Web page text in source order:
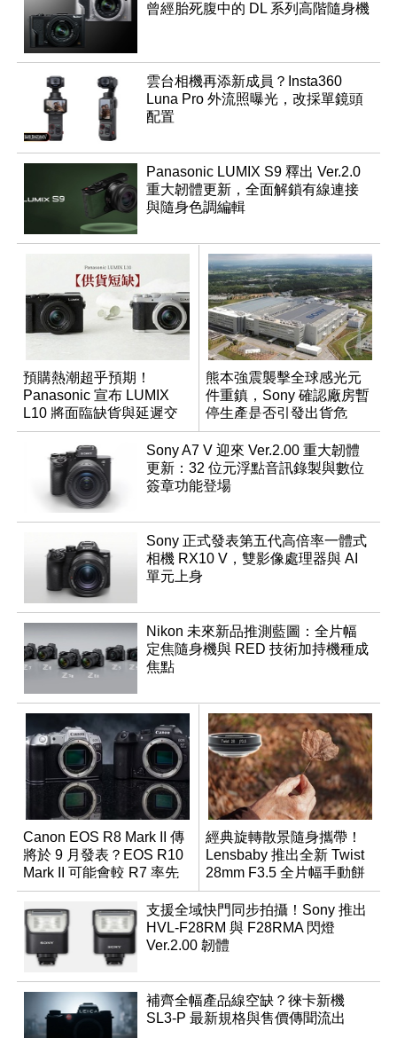
曾經胎死腹中的 DL 系列高階隨身機
雲台相機再添新成員？Insta360
Luna Pro 外流照曝光，改採單鏡頭
配置
Panasonic LUMIX S9 釋出 Ver.2.0
重大韌體更新，全面解鎖有線連接
與隨身色調編輯
預購熱潮超乎預期！
Panasonic 宣布 LUMIX
L10 將面臨缺貨與延遲交
貨時間
熊本強震襲擊全球感光元
件重鎮，Sony 確認廠房暫
停生產是否引發出貨危
機？
Sony A7 V 迎來 Ver.2.00 重大韌體
更新：32 位元浮點音訊錄製與數位
簽章功能登場
Sony 正式發表第五代高倍率一體式
相機 RX10 V，雙影像處理器與 AI
單元上身
Nikon 未來新品推測藍圖：全片幅
定焦隨身機與 RED 技術加持機種成
焦點
Canon EOS R8 Mark II 傳
將於 9 月發表？EOS R10
Mark II 可能會較 R7 率先
推出
經典旋轉散景隨身攜帶！
Lensbaby 推出全新 Twist
28mm F3.5 全片幅手動餅
乾鏡
支援全域快門同步拍攝！Sony 推出
HVL-F28RM 與 F28RMA 閃燈
Ver.2.00 韌體
補齊全幅產品線空缺？徠卡新機
SL3-P 最新規格與售價傳聞流出